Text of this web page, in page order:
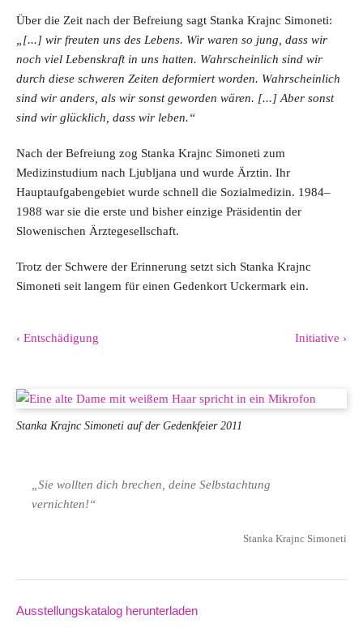
Über die Zeit nach der Befreiung sagt Stanka Krajnc Simoneti:
[...] wir freuten uns des Lebens. Wir waren so jung, dass wir
noch viel Lebenskraft in uns hatten. Wahrscheinlich sind wir
durch diese schweren Zeiten deformiert worden. Wahrscheinlich
sind wir anders, als wir sonst geworden wären. [...] Aber sonst
sind wir glücklich, dass wir leben.
Nach der Befreiung zog Stanka Krajnc Simoneti zum
Medizinstudium nach Ljubljana und wurde Ärztin. Ihr
Hauptaufgabengebiet wurde schnell die Sozialmedizin. 1984–
1988 war sie die erste und bisher einzige Präsidentin der
Slowenischen Ärztegesellschaft.
Trotz der Schwere der Erinnerung setzt sich Stanka Krajnc
Simoneti seit langem für einen Gedenkort Uckermark ein.
‹ Entschädigung Initiative ›
Stanka Krajnc Simoneti auf der Gedenkfeier 2011
„Sie wollten dich brechen, deine Selbstachtung
vernichten!“
Stanka Krajnc Simoneti
Downloads
Ausstellungskatalog herunterladen